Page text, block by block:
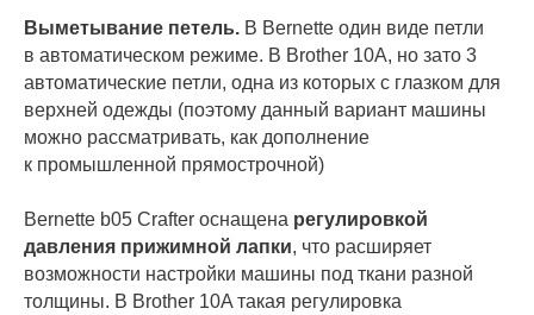
Выметывание петель. В Bernette один виде петли
в автоматическом режиме. В Brother 10A, но зато 3
автоматические петли, одна из которых с глазком для
верхней одежды (поэтому данный вариант машины
можно рассматривать, как дополнение
к промышленной прямострочной)
Bernette b05 Crafter оснащена регулировкой
давления прижимной лапки, что расширяет
возможности настройки машины под ткани разной
толщины. В Brother 10A такая регулировка